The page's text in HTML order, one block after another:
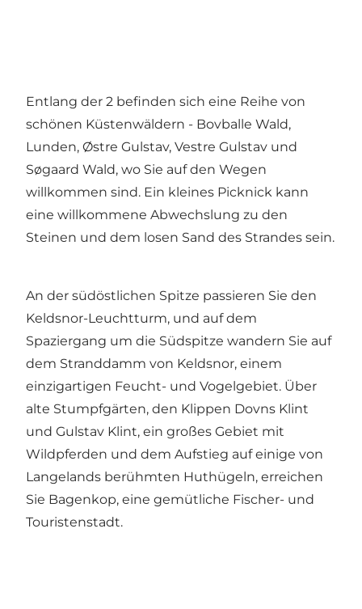
Entlang der 2 befinden sich eine Reihe von
schönen Küstenwäldern - Bovballe Wald,
Lunden, Østre Gulstav, Vestre Gulstav und
Søgaard Wald, wo Sie auf den Wegen
willkommen sind. Ein kleines Picknick kann
eine willkommene Abwechslung zu den
Steinen und dem losen Sand des Strandes sein.
An der südöstlichen Spitze passieren Sie den
Keldsnor-Leuchtturm, und auf dem
Spaziergang um die Südspitze wandern Sie auf
dem Stranddamm von Keldsnor, einem
einzigartigen Feucht- und Vogelgebiet. Über
alte Stumpfgärten, den Klippen Dovns Klint
und Gulstav Klint, ein großes Gebiet mit
Wildpferden und dem Aufstieg auf einige von
Langelands berühmten Huthügeln, erreichen
Sie Bagenkop, eine gemütliche Fischer- und
Touristenstadt.